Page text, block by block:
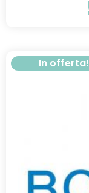
In offerta!